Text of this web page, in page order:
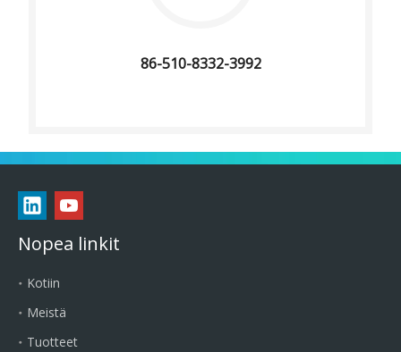
86-510-8332-3992
Nopea linkit
Kotiin
Meistä
Tuotteet